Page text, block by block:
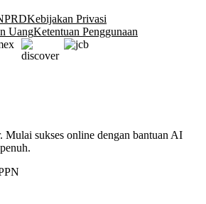
Kebijakan Privasi
UangKetentuan Penggunaan
sukses online dengan bantuan AI